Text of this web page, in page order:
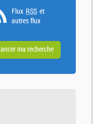
Flux RSS et
autres flux